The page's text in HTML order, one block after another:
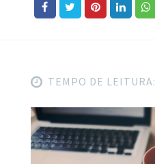
TEMPO DE LEITURA: